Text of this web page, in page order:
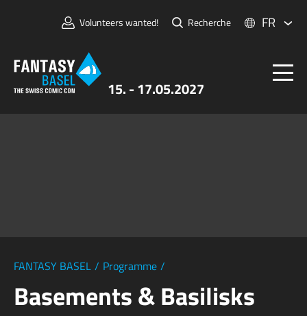
15. - 17.05.2027
Volunteers wanted! Recherche FR
FANTASY BASEL / Programme /
Basements & Basilisks